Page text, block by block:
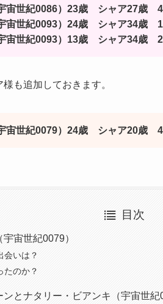
宙世紀0086）23歳 シャア27歳
宙世紀0093）24歳 シャア34歳
宙世紀0093）13歳 シャア34歳
も追加しておきます。
宙世紀0079）24歳 シャア20歳
目次
宙世紀0079）
会いは？
たのか？
とナタリー・ビアンキ（宇宙世紀